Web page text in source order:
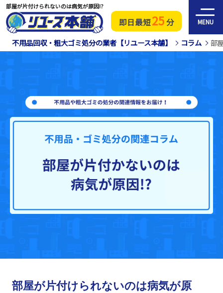
即日最短25分 MENU
部屋が片付けられないのは病気が原因!?
不用品回収・粗大ゴミ処分の業者【リユース本舗】 コラム 部
部屋が片付けられないのは病気が原